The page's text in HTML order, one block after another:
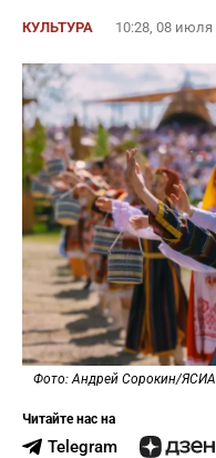
КУЛЬТУРА 10:28, 08 июля
Фото: Андрей Сорокин/ЯСИА
Читайте нас на
Telegram